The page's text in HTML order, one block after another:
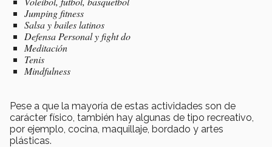
Jumping fitness
Salsa y bailes latinos
Defensa Personal y fight do
Meditación
Tenis
Mindfulness
Pese a que la mayoría de estas actividades son de
carácter físico, también hay algunas de tipo recreativo,
por ejemplo, cocina, maquillaje, bordado y artes
plásticas.